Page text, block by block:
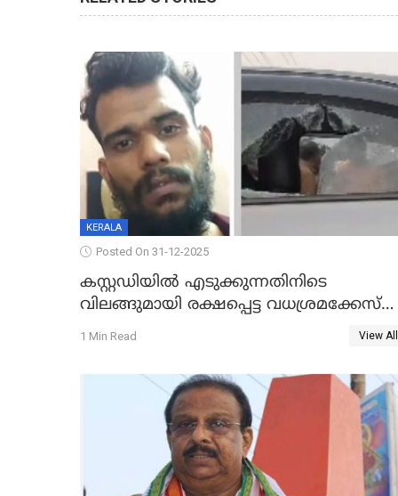
KERALA
Posted On 31-12-2025
കസ്റ്റഡിയിൽ എടുക്കുന്നതിനിടെ
വിലങ്ങുമായി രക്ഷപ്പെട്ട വധശ്രമക്കേസ്
പ്രതി പിടിയിൽ
1 Min Read View All